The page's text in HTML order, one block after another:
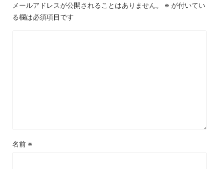
メールアドレスが公開されることはありません。 ※ が付いてい
る欄は必須項目です
名前 ※